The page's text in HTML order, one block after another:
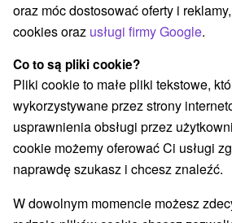
Opinii Google
U lipek
Unín
GPS:
N +48° 44' 8.34''
E +17° 15' 47.53''
oraz móc dostosować oferty i
cookies oraz usługi firmy Google.
Co to są pliki cookie?
Pliki cookie to małe pliki tekstowe,
wykorzystywane przez strony
usprawnienia obsługi przez
cookie możemy oferować Ci usługi
naprawdę szukasz i chcesz znaleźć.
W dowolnym momencie możesz